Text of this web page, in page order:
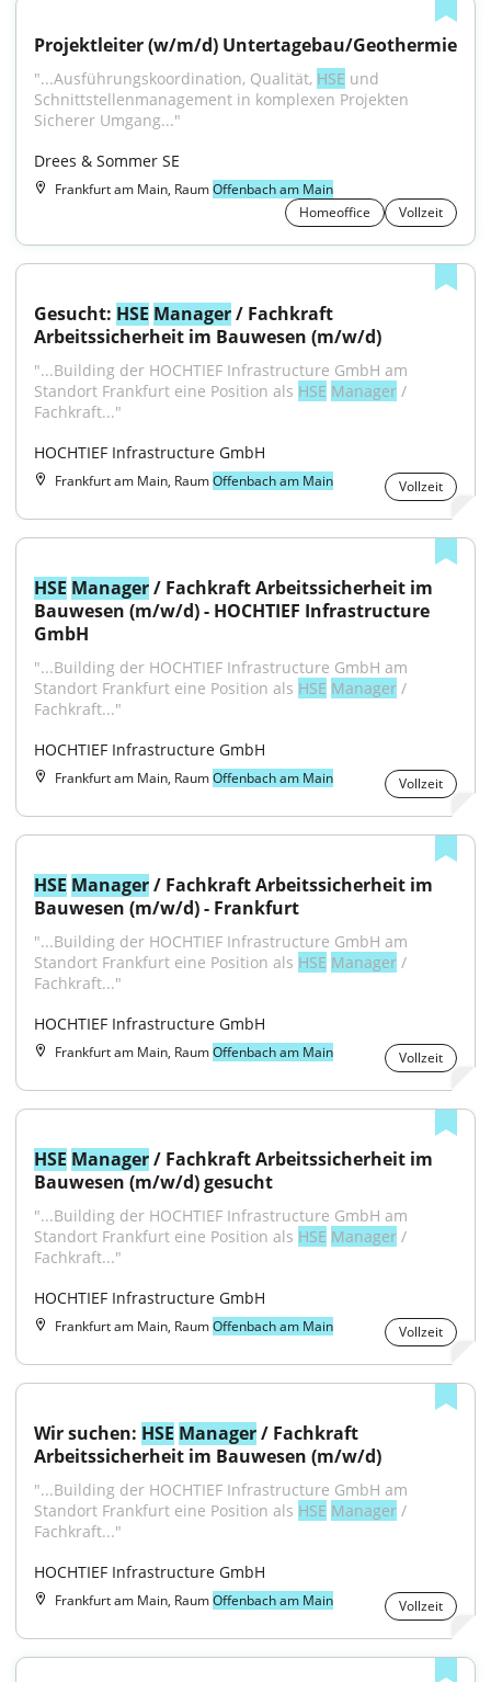
Projektleiter (w/m/d) Untertagebau/Geothermie
"...Ausführungskoordination, Qualität, HSE und
Schnittstellenmanagement in komplexen Projekten
Sicherer Umgang..."
Drees & Sommer SE
Frankfurt am Main, RaumOffenbach am Main
Homeoffice
Vollzeit
Gesucht: HSE Manager / Fachkraft
Arbeitssicherheit im Bauwesen (m/w/d)
"...Building der HOCHTIEF Infrastructure GmbH am
Standort Frankfurt eine Position als HSE Manager /
Fachkraft..."
HOCHTIEF Infrastructure GmbH
Frankfurt am Main, RaumOffenbach am Main Vollzeit
HSE Manager / Fachkraft Arbeitssicherheit im
Bauwesen (m/w/d) - HOCHTIEF Infrastructure
GmbH
"...Building der HOCHTIEF Infrastructure GmbH am
Standort Frankfurt eine Position als HSE Manager /
Fachkraft..."
HOCHTIEF Infrastructure GmbH
Frankfurt am Main, RaumOffenbach am Main Vollzeit
HSE Manager / Fachkraft Arbeitssicherheit im
Bauwesen (m/w/d) - Frankfurt
"...Building der HOCHTIEF Infrastructure GmbH am
Standort Frankfurt eine Position als HSE Manager /
Fachkraft..."
HOCHTIEF Infrastructure GmbH
Frankfurt am Main, RaumOffenbach am Main Vollzeit
HSE Manager / Fachkraft Arbeitssicherheit im
Bauwesen (m/w/d) gesucht
"...Building der HOCHTIEF Infrastructure GmbH am
Standort Frankfurt eine Position als HSE Manager /
Fachkraft..."
HOCHTIEF Infrastructure GmbH
Frankfurt am Main, RaumOffenbach am Main Vollzeit
Wir suchen: HSE Manager / Fachkraft
Arbeitssicherheit im Bauwesen (m/w/d)
"...Building der HOCHTIEF Infrastructure GmbH am
Standort Frankfurt eine Position als HSE Manager /
Fachkraft..."
HOCHTIEF Infrastructure GmbH
Frankfurt am Main, RaumOffenbach am Main Vollzeit